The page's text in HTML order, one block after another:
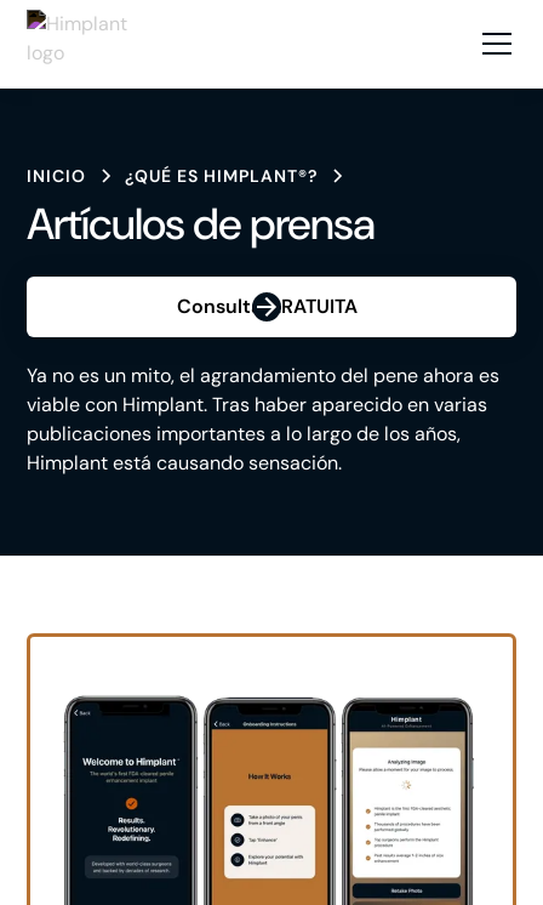
INICIO ¿QUÉ ES HIMPLANT®?
Artículos de prensa
Consulta GRATUITA
Ya no es un mito, el agrandamiento del pene ahora es
viable con Himplant. Tras haber aparecido en varias
publicaciones importantes a lo largo de los años,
Himplant está causando sensación.